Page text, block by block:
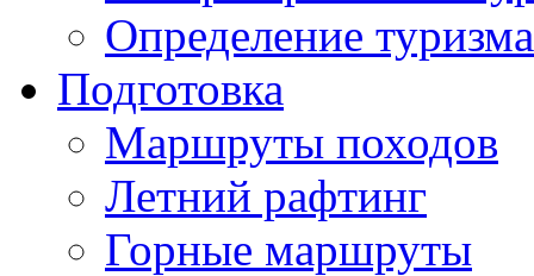
Определение туризма
Подготовка
Маршруты походов
Летний рафтинг
Горные маршруты